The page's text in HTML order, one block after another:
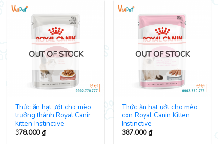
OUT OF STOCK
Thức ăn hạt ướt cho mèo
trưởng thành Royal Canin
Kitten Instinctive
378.000₫
OUT OF STOCK
Thức ăn hạt ướt cho mèo
con Royal Canin Kitten
Instinctive
387.000₫